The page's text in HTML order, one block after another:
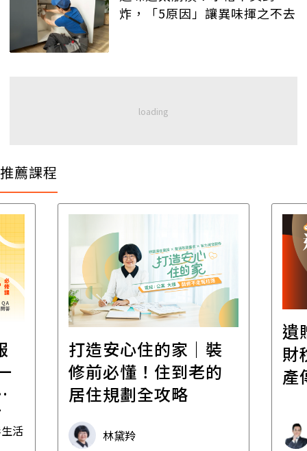
炸，「5原因」讓異味揮之不去
推薦課程
活
打造安心住的家｜裝
修前必懂！住到老的
居住規劃全攻略
林黛羚
遺
財
產